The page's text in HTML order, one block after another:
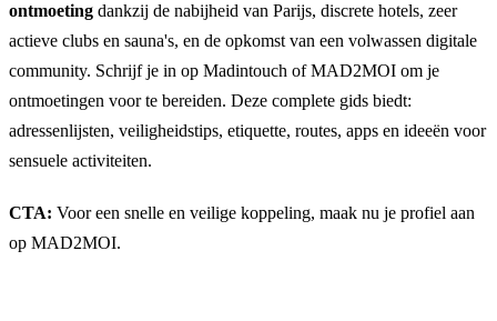
ontmoeting dankzij de nabijheid van Parijs, discrete hotels, zeer
actieve clubs en sauna's, en de opkomst van een volwassen digitale
community. Schrijf je in op Madintouch ofMAD2MOI om je
ontmoetingen voor te bereiden. Deze complete gids biedt:
adressenlijsten, veiligheidstips, etiquette, routes, apps en ideeën voor
sensuele activiteiten.
CTA: Voor een snelle en veilige koppeling, maak nu je profiel aan
op MAD2MOI.